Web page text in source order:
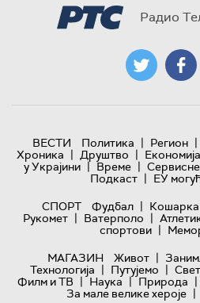
Радио
ВЕСТИ Политика | Регион |
Хроника | Друштво | Економија
у Украјини | Време |
Подкаст | ЕУ
СПОРТ
Фудбал | Кошарка
Рукомет | Ватерполо |
спортови |
МАГАЗИН
Живот |
Технологијa | Путујемо |
Филм и ТВ | Наука | Природа |
За мале велике хероје |